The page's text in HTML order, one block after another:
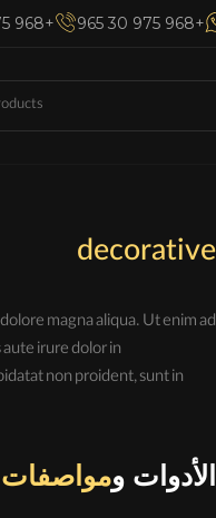
968+ 965 30 975 968+
decorative
magna aliqua. Ut enim ad
irure dolor in
non proident, sunt in
الأدوات ومواصفات